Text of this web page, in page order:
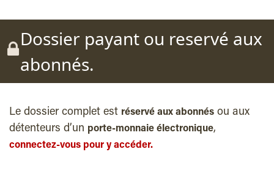
Dossier payant ou reservé aux
abonnés.
Le dossier complet est réservé aux abonnés ou aux
détenteurs d’un porte-monnaie électronique,
connectez-vous pour y accéder.